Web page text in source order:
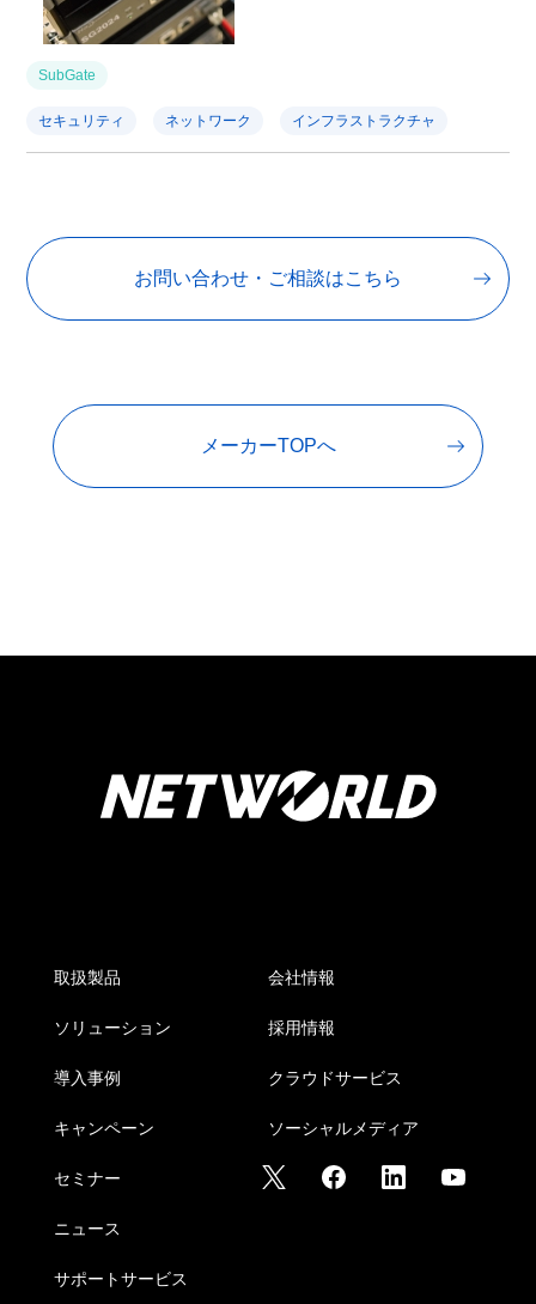
SubGate
セキュリティ ネットワーク インフラストラクチャ
お問い合わせ・ご相談はこちら
メーカーTOPへ
取扱製品
ソリューション
導入事例
キャンペーン
セミナー
ニュース
サポートサービス
会社情報
採用情報
クラウドサービス
ソーシャルメディア